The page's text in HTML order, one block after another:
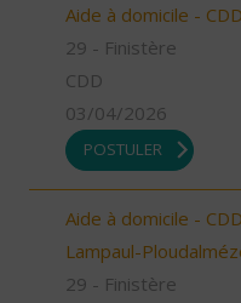
Aide à domicile -
29 - Finistère
CDD
03/04/2026
POSTULER
Aide à domicile -
Lampaul-
29 - Finistère